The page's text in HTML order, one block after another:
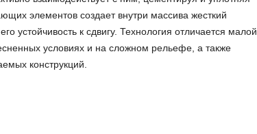
элементов создает внутри массива жесткий
устойчивость к сдвигу. Технология отличается малой
условиях и на сложном рельефе, а также
конструкций.